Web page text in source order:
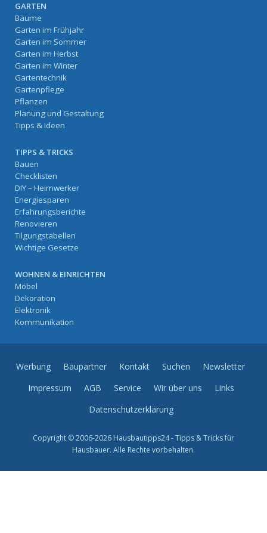
GARTEN
Bäume
Garten im Frühjahr
Garten im Sommer
Garten im Herbst
Garten im Winter
Gartentechnik
Gartenpflege
Pflanzen
Planung und Gestaltung
Tipps & Ideen
TIPPS & TRICKS
Bauen
Checklisten
DIY – Heimwerker
Energiesparen
Erfahrungsberichte
Renovieren
Tilgungstabellen
Wichtige Gesetze
WOHNEN & EINRICHTEN
Möbel
Dekoration
Elektronik
Kommunikation
Werbung Baupartner Kontakt Suchen
Newsletter
Impressum
AGB Service Wir über uns
Links
Datenschutzerklärung
Copyright © 2006-2026 Hausbautipps24 - Tipps & Tricks für
Hausbauer. Alle Rechte vorbehalten.